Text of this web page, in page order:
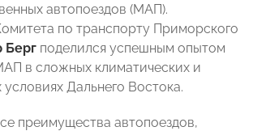
автопоездов (МАП).
по транспорту Приморского
Берг поделился успешным опытом
в сложных климатических и
условиях Дальнего Востока.
преимущества автопоездов,